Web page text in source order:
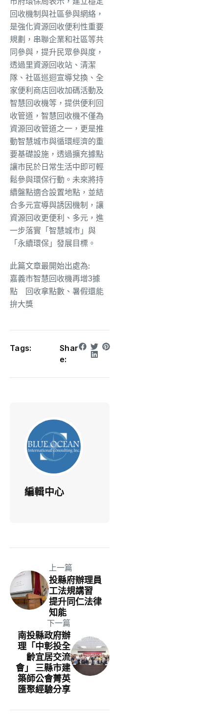
回收機制與社區參與網絡，
是強化資源回收便利性重要
規劃，串聯企業和社區等共
同參與，提升民眾參與度，
透過里資源回收站、清潔
隊、社區巡迴宣導兌換、全
家便利商店回收加碼活動及
智慧回收機等，提供便利回
收管道，智慧回收機不僅為
資源回收管道之一，更是推
動智慧城市與循環經濟的重
要基礎設施，透過擴充據點
讓市民於日常生活中即可輕
鬆參與環保行動。未來將持
續盤點適合設置地點，並結
合多元宣導與誘因機制，讓
資源回收更便利、多元，進
一步落實「智慧城市」與
「永續環保」發展目標。
此篇文章最開始出處為:
嘉義市智慧回收機再增3據
點 回收拿點數、暑假還能
拚大獎
Tags:
Shar
e:
編輯中心
上一篇
投縣府辦理員
工法規講習
提升同仁法律
知能
下一篇
南投縣政府辦
理「中彰投全
齡宜居交流
會」 三縣市建
築師公會菁英
匯聚經驗分享